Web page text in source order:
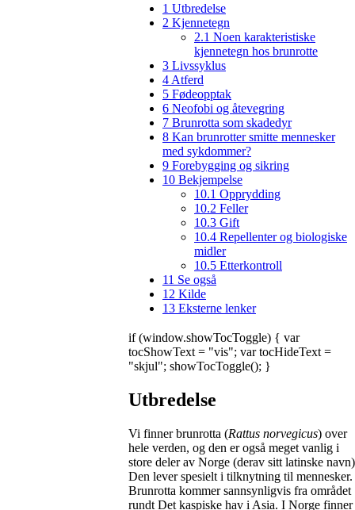
1 Utbredelse
2 Kjennetegn
2.1 Noen karakteristiske
kjennetegn hos brunrotte
3 Livssyklus
4 Atferd
5 Fødeopptak
6 Neofobi og åtevegring
7 Brunrotta som skadedyr
8 Kan brunrotter smitte mennesker
med sykdommer?
9 Forebygging og sikring
10 Bekjempelse
10.1 Opprydding
10.2 Feller
10.3 Gift
10.4 Repellenter og biologiske
midler
10.5 Etterkontroll
11 Se også
12 Kilde
13 Eksterne lenker
if (window.showTocToggle) { var
tocShowText = "vis"; var tocHideText =
"skjul"; showTocToggle(); }
Utbredelse
Vi finner brunrotta (Rattus norvegicus) over
hele verden, og den er også meget vanlig i
store deler av Norge (derav sitt latinske
Den lever spesielt i tilknytning til mennesker.
Brunrotta kommer sannsynligvis fra området
rundt Det kaspiske hav i Asia. I Norge finner